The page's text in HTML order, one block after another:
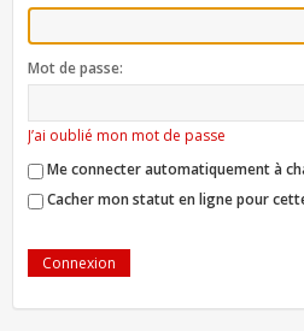
Mot de passe:
J’ai oublié mon mot de passe
Me connecter automatiquement à
Cacher mon statut en ligne pour